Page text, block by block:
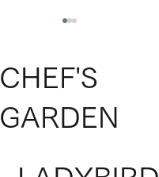
CHEF'S
GARDEN